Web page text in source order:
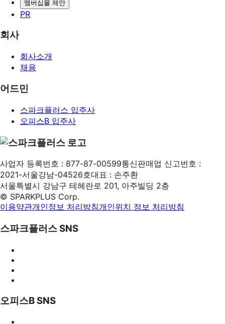
멤버십몰 제안
PR
회사
회사소개
채용
어드민
스파크플러스 입주사
오피스B 입주사
사업자 등록번호 : 877-87-00599통신판매업 신고번호 :
2021-서울강남-04526호대표 : 손주환
서울특별시 강남구 테헤란로 201, 아주빌딩 2층
© SPARKPLUS Corp.
이용약관개인정보 처리방침개인위치 정보 처리방침
스파크플러스 SNS
오피스B SNS